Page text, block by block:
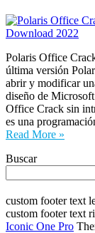
Polaris Office
última versión
abrir y modificar
diseño de
Office Crack sin
es una
Read More »
Buscar
custom footer text
custom footer text
Iconic One Pro